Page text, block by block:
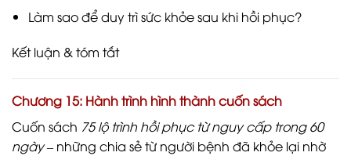
Làm sao để duy trì sức khỏe sau khi hồi phục?
Kết luận & tóm tắt
Chương 15: Hành trình hình thành cuốn sách
Cuốn sách 75 lộ trình hồi phục từ nguy cấp trong 60
ngày– những chia sẻ từ người bệnh đã khỏe lại nhờ